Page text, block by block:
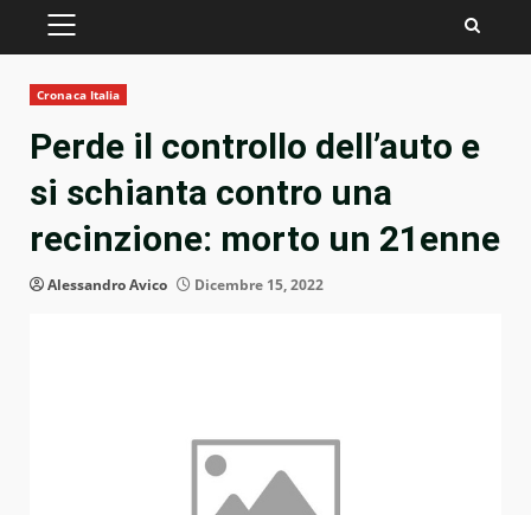
PRIMARY
Cronaca Italia
Perde il controllo dell’auto e
si schianta contro una
recinzione: morto un 21enne
Alessandro Avico Dicembre 15, 2022